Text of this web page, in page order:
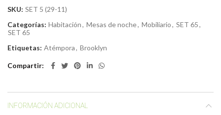
SKU: SET 5 (29-11)
Categorías: Habitación, Mesas de noche, Mobiliario, SET 65,
SET 65
Etiquetas: Atémpora, Brooklyn
Compartir
INFORMACIÓN ADICIONAL